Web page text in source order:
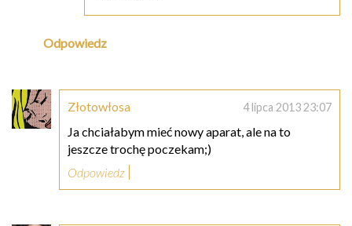
Odpowiedz
Złotowłosa 4 lipca 2013 23:07
Ja chciałabym mieć nowy aparat, ale na to
jeszcze trochę poczekam;)
Odpowiedz